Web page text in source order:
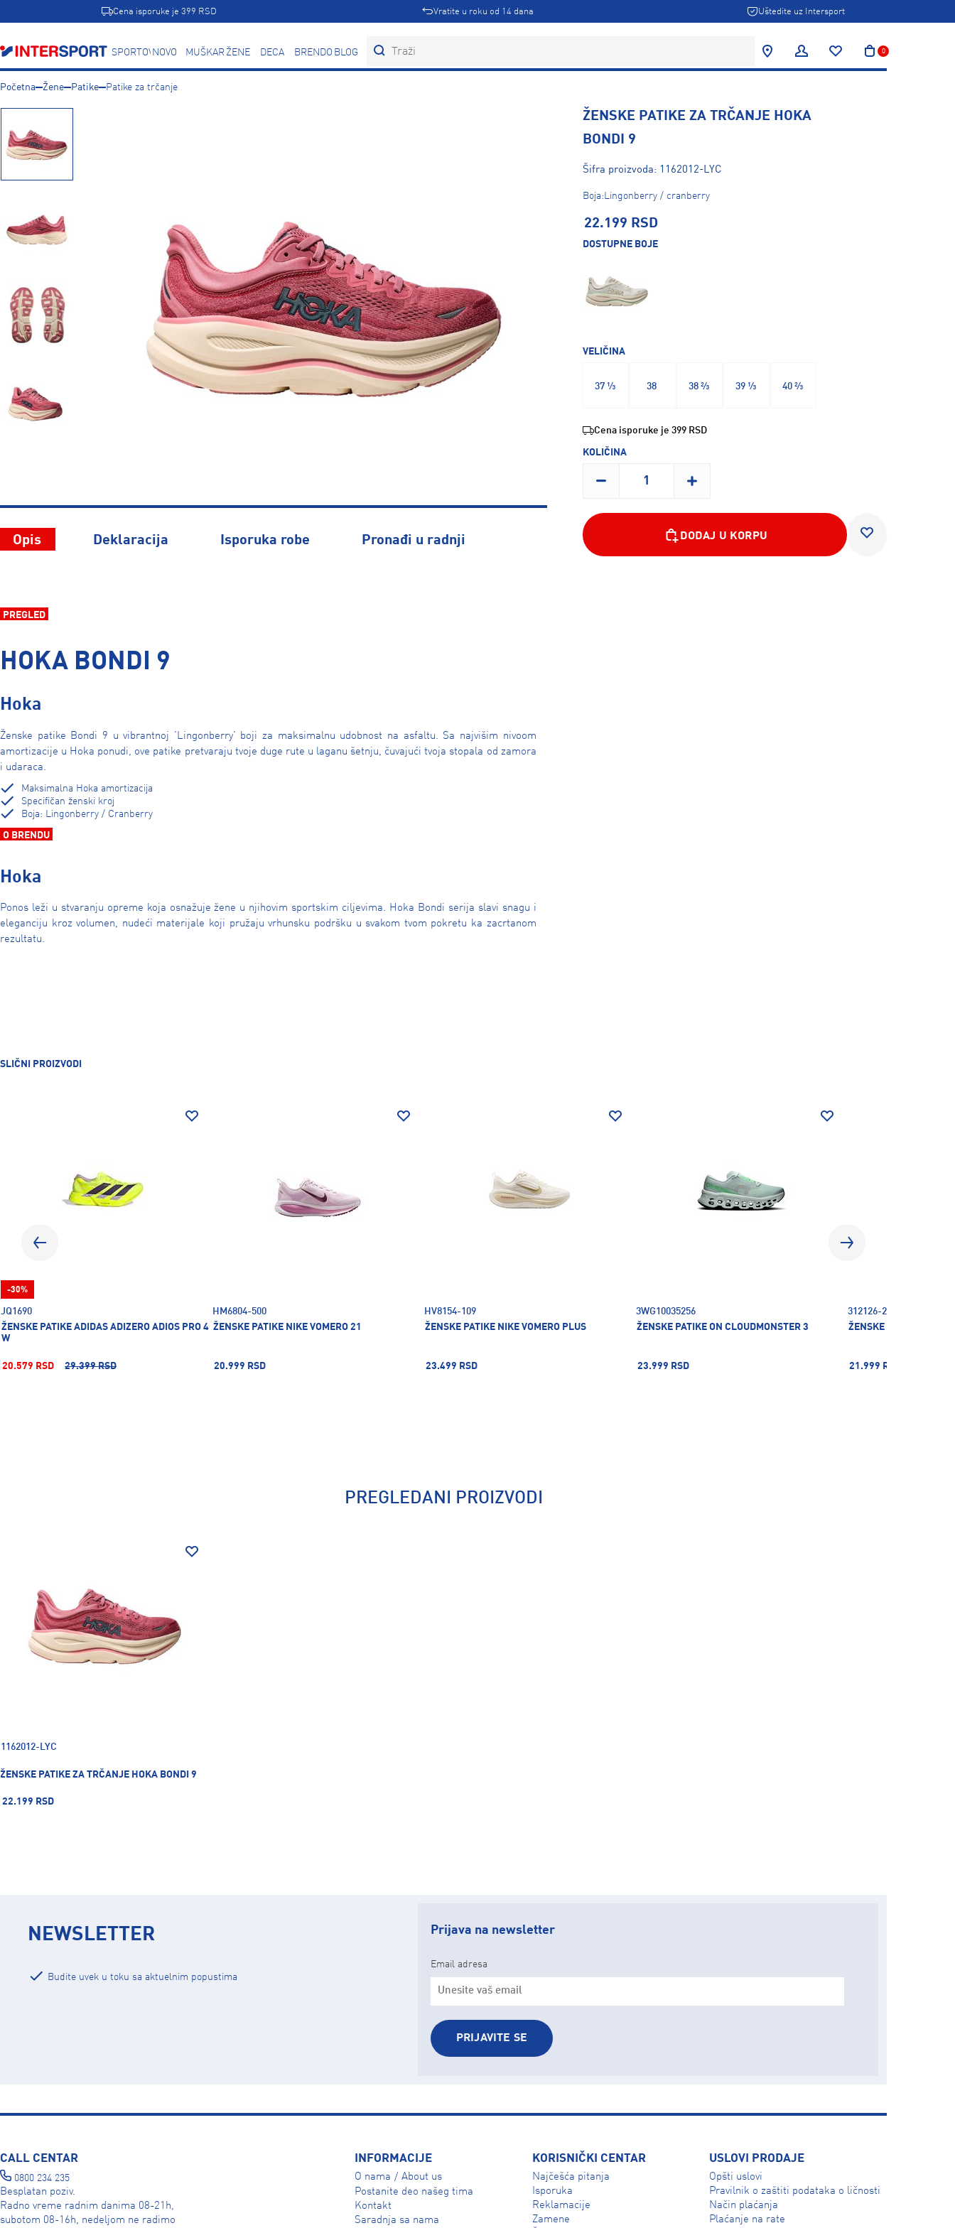
Cena isporuke je 399 RSD Vratite u roku od 14 dana Uštedite uz Intersport
SPORTOVINOVO MUŠKARCIŽENE DECA BRENDOVIBLOG 0
Početna Žene Patike Patike za trčanje
Opis Deklaracija Isporuka robe Pronađi u radnji
PREGLED
HOKA BONDI 9
Hoka
Ženske patike Bondi 9 u vibrantnoj 'Lingonberry' boji za maksimalnu udobnost na asfaltu. Sa najvišim nivoom
amortizacije u Hoka ponudi, ove patike pretvaraju tvoje duge rute u laganu šetnju, čuvajući tvoja stopala od zamora
i udaraca.
Maksimalna Hoka amortizacija
Specifičan ženski kroj
Boja: Lingonberry / Cranberry
O BRENDU
Hoka
Ponos leži u stvaranju opreme koja osnažuje žene u njihovim sportskim ciljevima. Hoka Bondi serija slavi snagu i
eleganciju kroz volumen, nudeći materijale koji pružaju vrhunsku podršku u svakom tvom pokretu ka zacrtanom
rezultatu.
ŽENSKE PATIKE ZA TRČANJE HOKA
BONDI 9
Šifra proizvoda: 1162012-LYC
Boja:Lingonberry / cranberry
22.199 RSD
DOSTUPNE BOJE
VELIČINA
37 ⅓ 38 38 ⅔ 39 ⅓ 40 ⅔
Cena isporuke je 399 RSD
KOLIČINA
DODAJ U KORPU
SLIČNI PROIZVODI
JQ1690
ŽENSKE PATIKE ADIDAS ADIZERO ADIOS PRO 4
W
20.579 RSD 29.399 RSD
-30%
HM6804-500
ŽENSKE PATIKE NIKE VOMERO 21
20.999 RSD
HV8154-109
ŽENSKE PATIKE NIKE VOMERO PLUS
23.499 RSD
3WG10035256
ŽENSKE PATIKE ON CLOUDMONSTER 3
23.999 RSD
312126-20
ŽENSKE PATIKE PUMA
21.999 RSD
PREGLEDANI PROIZVODI
1162012-LYC
ŽENSKE PATIKE ZA TRČANJE HOKA BONDI 9
22.199 RSD
NEWSLETTER
Budite uvek u toku sa aktuelnim popustima
Prijava na newsletter
Email adresa
PRIJAVITE SE
CALL CENTAR
0800 234 235
Besplatan poziv.
Radno vreme radnim danima 08-21h,
subotom 08-16h, nedeljom ne radimo
INFORMACIJE
O nama / About us
Postanite deo našeg tima
Kontakt
Saradnja sa nama
KORISNIČKI CENTAR
Najčešća pitanja
Isporuka
Reklamacije
Zamene
USLOVI PRODAJE
Opšti uslovi
Pravilnik o zaštiti podataka o ličnosti
Način plaćanja
Plaćanje na rate